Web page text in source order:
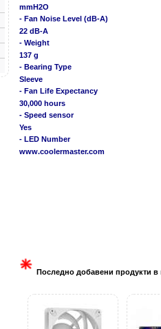
mmH2O
- Fan Noise Level (dB-A)
22 dB-A
- Weight
137 g
- Bearing Type
Sleeve
- Fan Life Expectancy
30,000 hours
- Speed sensor
Yes
- LED Number
www.coolermaster.com
Последно добавени продукти в